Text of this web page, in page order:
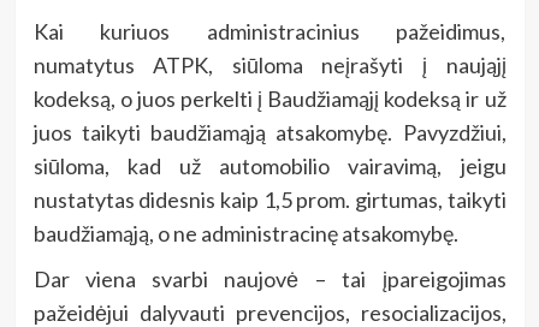
Kai kuriuos administracinius pažeidimus,
numatytus ATPK, siūloma neįrašyti į naująjį
kodeksą, o juos perkelti į Baudžiamąjį kodeksą ir už
juos taikyti baudžiamąją atsakomybę. Pavyzdžiui,
siūloma, kad už automobilio vairavimą, jeigu
nustatytas didesnis kaip 1,5 prom. girtumas, taikyti
baudžiamąją, o ne administracinę atsakomybę.
Dar viena svarbi naujovė – tai įpareigojimas
pažeidėjui dalyvauti prevencijos, resocializacijos,